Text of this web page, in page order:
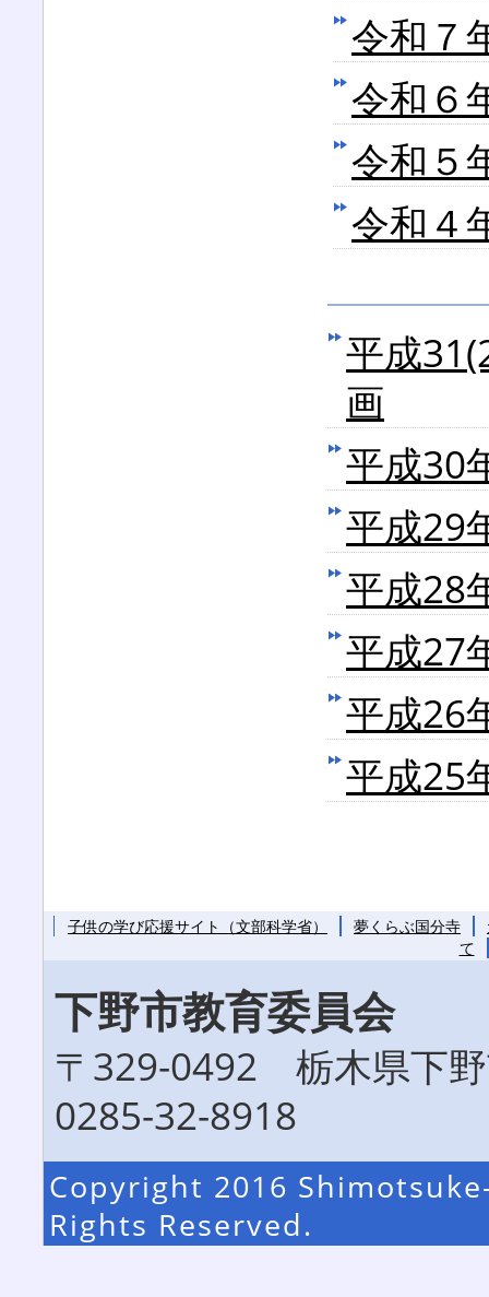
令和７
令和６
令和５
令和４
平成
画
平成30
平成29
平成28
平成27
平成26
平成25
子供の学び応援サイト（文部科学省） 夢くらぶ国分寺
て
下野市教育委員会
〒329-0492 栃木県下
0285-32-8918
Copyright 2016
Rights Reserved.